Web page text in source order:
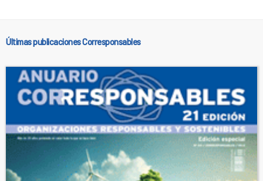
Últimas publicaciones Corresponsables